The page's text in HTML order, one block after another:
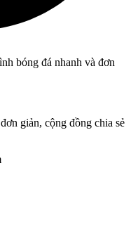
bóng đá nhanh và đơn
giản, cộng đồng chia sẻ